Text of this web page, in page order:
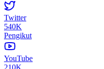
Twitter
540K
Pengikut
YouTube